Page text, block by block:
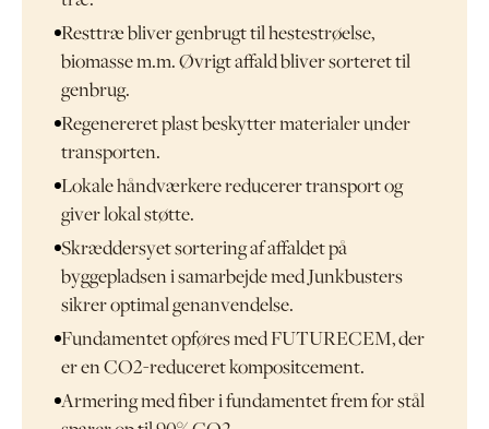
Resttræ bliver genbrugt til hestestrøelse,
biomasse m.m. Øvrigt affald bliver sorteret til
genbrug.
Regenereret plast beskytter materialer under
transporten.
Lokale håndværkere reducerer transport og
giver lokal støtte.
Skræddersyet sortering af affaldet på
byggepladsen i samarbejde med Junkbusters
sikrer optimal genanvendelse.
Fundamentet opføres med FUTURECEM, der
er en CO2-reduceret kompositcement.
Armering med fiber i fundamentet frem for stål